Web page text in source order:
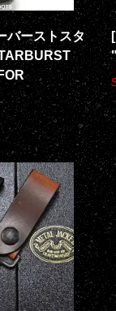
バーストスタ